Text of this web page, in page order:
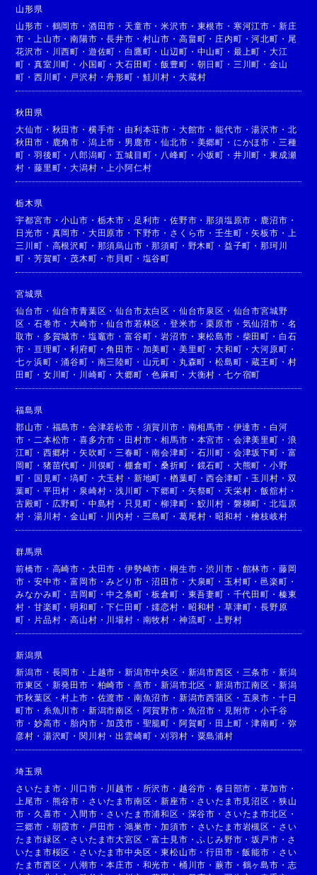
山形県
山形市 ・ 鶴岡市 ・ 酒田市 ・ 天童市 ・米沢市 ・ 東根市 ・ 寒河江市 ・ 新庄
市 ・ 上山市 ・南陽市 ・長井市 ・ 村山市 ・ 高畠町 ・ 庄内町 ・河北町 ・ 尾
花沢市 ・ 川西町 ・ 遊佐町 ・ 白鷹町 ・ 山辺町 ・ 中山町 ・ 最上町 ・ 大江
町 ・真室川町 ・小国町 ・大石田町 ・飯豊町 ・ 朝日町 ・ 三川町 ・ 金山
町 ・西川町 ・ 戸沢村 ・舟形町 ・ 鮭川村 ・ 大蔵村
秋田県
大仙市 ・ 秋田市 ・ 横手市 ・ 由利本荘市 ・ 大館市 ・能代市 ・湯沢市 ・ 北
秋田市 ・ 鹿角市 ・ 潟上市 ・ 男鹿市 ・仙北市 ・ 美郷町 ・ にかほ市 ・ 三種
町 ・羽後町 ・ 八郎潟町 ・五城目町 ・ 八峰町 ・ 小坂町 ・ 井川町 ・ 東成瀬
村 ・藤里町 ・大潟村 ・ 上小阿仁村
栃木県
宇都宮市 ・小山市 ・ 栃木市 ・ 足利市 ・佐野市 ・那須塩原市 ・ 鹿沼市 ・
日光市 ・ 真岡市 ・ 大田原市 ・ 下野市 ・ さくら市 ・壬生町 ・矢板市 ・
上
三川町 ・ 高根沢町 ・ 那須烏山市 ・那須町 ・ 野木町 ・ 益子町 ・那珂川
町 ・芳賀町 ・ 茂木町 ・市貝町 ・ 塩谷町
宮城県
仙台市 ・ 仙台市青葉区 ・仙台市太白区 ・ 仙台市泉区 ・ 仙台市宮城野
区 ・石巻市 ・大崎市 ・仙台市若林区 ・登米市 ・栗原市 ・ 気仙沼市 ・ 名
取市 ・ 多賀城市 ・ 塩竈市 ・富谷町 ・岩沼市 ・ 東松島市 ・ 柴田町 ・ 白石
市 ・ 亘理町 ・利府町 ・角田市 ・ 加美町 ・ 美里町 ・大和町 ・大河原町 ・
七ヶ浜町 ・涌谷町 ・ 南三陸町 ・ 山元町 ・ 丸森町 ・松島町 ・蔵王町 ・ 村
田町 ・ 女川町 ・ 川崎町 ・大郷町 ・色麻町 ・ 大衡村 ・ 七ケ宿町
福島県
郡山市 ・ 福島市 ・ 会津若松市 ・ 須賀川市 ・ 南相馬市 ・ 伊達市 ・ 白河
市 ・ 二本松市 ・喜多方市 ・ 田村市 ・相馬市 ・ 本宮市 ・ 会津美里町 ・ 浪
江町 ・ 西郷村 ・矢吹町 ・ 三春町 ・南会津町 ・ 石川町 ・ 会津坂下町 ・ 富
岡町 ・ 猪苗代町 ・ 川俣町 ・棚倉町 ・桑折町 ・ 鏡石町 ・ 大熊町 ・ 小野
町 ・ 国見町 ・塙町 ・ 大玉村 ・ 新地町 ・楢葉町 ・西会津町 ・ 玉川村 ・ 双
葉町 ・ 平田村 ・ 泉崎村 ・浅川町 ・下郷町 ・ 矢祭町 ・ 天栄村 ・飯舘村 ・
古殿町 ・ 広野町 ・ 中島村 ・ 只見町 ・柳津町 ・ 鮫川村 ・ 磐梯町 ・ 北塩原
村 ・湯川村 ・金山町 ・ 川内村 ・ 三島町 ・ 葛尾村 ・昭和村 ・檜枝岐村
群馬県
前橋市 ・ 高崎市 ・ 太田市 ・伊勢崎市 ・桐生市 ・渋川市 ・ 館林市 ・ 藤岡
市 ・安中市 ・富岡市 ・みどり市 ・沼田市 ・ 大泉町 ・ 玉村町 ・邑楽町 ・
みなかみ町 ・吉岡町 ・中之条町 ・板倉町 ・ 東吾妻町 ・ 千代田町 ・ 榛東
村 ・甘楽町 ・明和町 ・下仁田町 ・嬬恋村 ・ 昭和村 ・ 草津町 ・長野原
町 ・ 片品村 ・高山村 ・ 川場村 ・ 南牧村 ・ 神流町 ・ 上野村
新潟県
新潟市 ・ 長岡市 ・ 上越市 ・新潟市中央区 ・ 新潟市西区 ・ 三条市 ・ 新潟
市東区 ・ 新発田市 ・ 柏崎市 ・ 燕市 ・新潟市北区 ・新潟市江南区 ・ 新潟
市秋葉区 ・村上市 ・ 佐渡市 ・ 南魚沼市 ・ 新潟市西蒲区 ・ 五泉市 ・ 十日
町市 ・ 糸魚川市 ・ 新潟市南区 ・ 阿賀野市 ・ 魚沼市 ・ 見附市 ・小千谷
市 ・妙高市 ・ 胎内市 ・加茂市 ・ 聖籠町 ・ 阿賀町 ・ 田上町 ・津南町 ・ 弥
彦村 ・ 湯沢町 ・関川村 ・出雲崎町 ・刈羽村 ・ 粟島浦村
埼玉県
さいたま市 ・ 川口市 ・ 川越市 ・ 所沢市 ・ 越谷市 ・春日部市 ・草加市 ・
上尾市 ・ 熊谷市 ・ さいたま市南区 ・新座市 ・ さいたま市見沼区 ・ 狭山
市 ・ 久喜市 ・ 入間市 ・ さいたま市浦和区 ・ 深谷市 ・ さいたま市北区 ・
三郷市 ・ 朝霞市 ・ 戸田市 ・鴻巣市 ・加須市 ・ さいたま市岩槻区 ・ さい
たま市緑区 ・ さいたま市大宮区 ・富士見市 ・ふじみ野市 ・坂戸市 ・ さ
いたま市桜区 ・ さいたま市中央区 ・東松山市 ・行田市 ・飯能市 ・ さい
たま市西区 ・ 八潮市 ・本庄市 ・ 和光市 ・ 桶川市 ・蕨市 ・ 鶴ヶ島市 ・ 志